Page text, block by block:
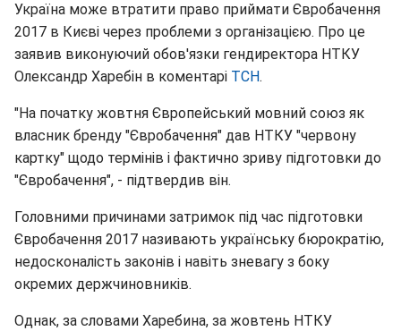
Україна може втратити право приймати Євробачення
2017 в Києві через проблеми з організацією. Про це
заявив виконуючий обов'язки гендиректора НТКУ
Олександр Харебін в коментарі ТСН.
"На початку жовтня Європейський мовний союз як
власник бренду "Євробачення" дав НТКУ "червону
картку" щодо термінів і фактично зриву підготовки до
"Євробачення", - підтвердив він.
Головними причинами затримок під час підготовки
Євробачення 2017 називають українську бюрократію,
недосконалість законів і навіть зневагу з боку
окремих держчиновників.
Однак, за словами Харебина, за жовтень НТКУ